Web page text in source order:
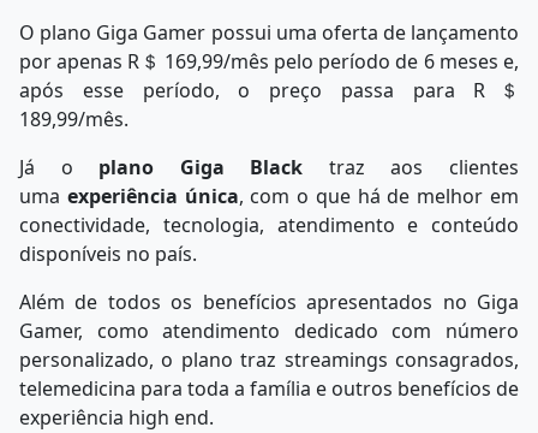
O plano Giga Gamer possui uma oferta de lançamento
por apenas R＄ 169,99/mês pelo período de 6 meses e,
após esse período, o preço passa para R＄
189,99/mês.
Já o plano Giga Black traz aos clientes
uma experiência única, com o que há de melhor em
conectividade, tecnologia, atendimento e conteúdo
disponíveis no país.
Além de todos os benefícios apresentados no Giga
Gamer, como atendimento dedicado com número
personalizado, o plano traz streamings consagrados,
telemedicina para toda a família e outros benefícios de
experiência high end.